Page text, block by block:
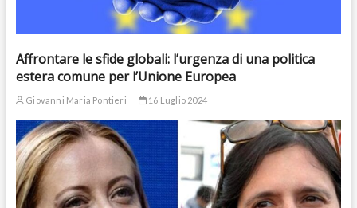
Affrontare le sfide globali: l’urgenza di una politica
estera comune per l’Unione Europea
Giovanni Maria Pontieri 16 Luglio 2024